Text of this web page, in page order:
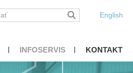
English
INFOSERVIS KONTAKT